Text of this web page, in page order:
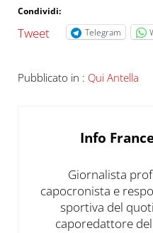
Condividi:
Tweet Telegram
Pubblicato in : Qui Antella
Info
Giornalista
capocronista e
sportiva del
caporedattore